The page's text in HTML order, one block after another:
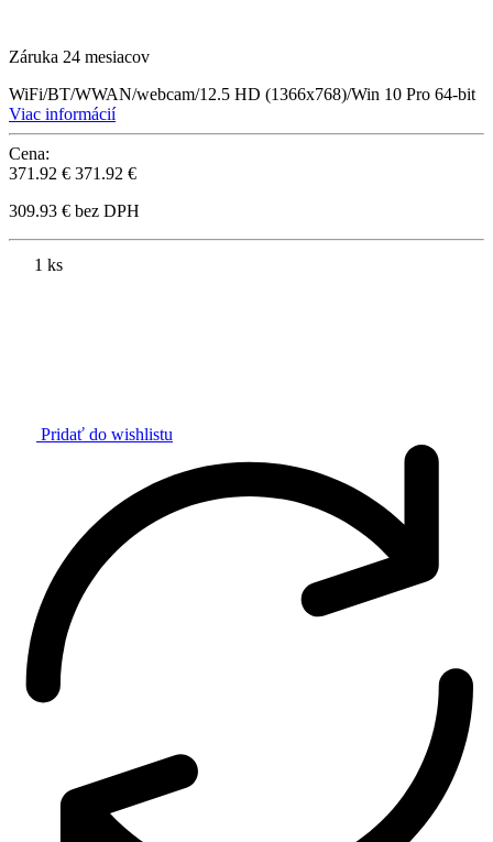
Záruka 24 mesiacov
WiFi/BT/WWAN/webcam/12.5 HD (1366x768)/Win 10 Pro 64-bit
Viac informácií
Cena:
371.92 € 371.92 €
309.93 € bez DPH
1 ks
Pridať do wishlistu